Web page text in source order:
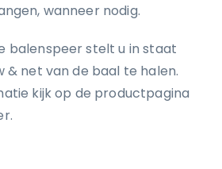
wanneer nodig.
balenspeer stelt u in staat
net van de baal te halen.
kijk op de productpagina